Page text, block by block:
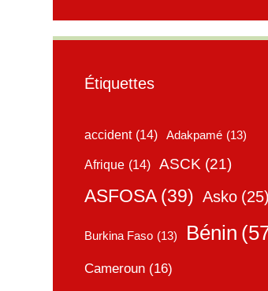
Étiquettes
accident (14) Adakpamé (13)
Afrique (14) ASCK (21)
ASFOSA (39) Asko (25)
Burkina Faso (13) Bénin
Cameroun (16)